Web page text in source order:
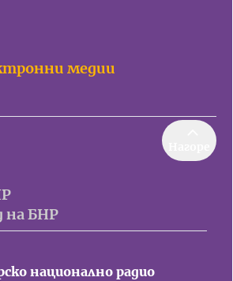
медии
на БНР
национално радио